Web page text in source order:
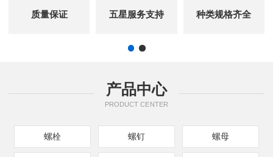
质量保证 五星服务支持 种类规格齐全
产品中心
PRODUCT CENTER
螺栓 螺钉 螺母